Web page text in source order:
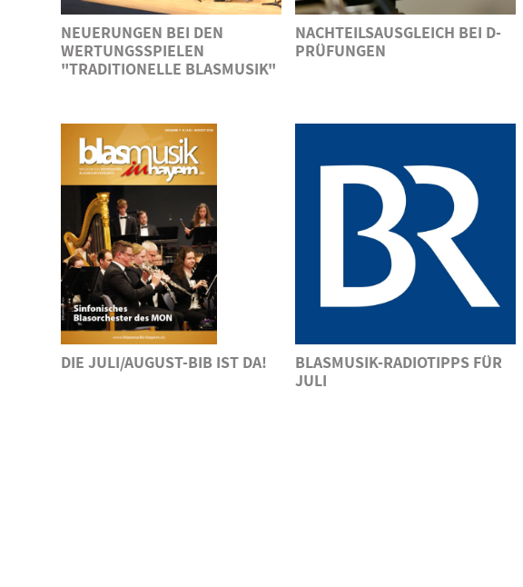
NEUERUNGEN BEI DEN
WERTUNGSSPIELEN
"TRADITIONELLE BLASMUSIK"
NACHTEILSAUSGLEICH BEI D-
PRÜFUNGEN
DIE JULI/AUGUST-BIB IST DA!
BLASMUSIK-RADIOTIPPS FÜR
JULI